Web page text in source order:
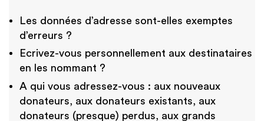
Les données d’adresse sont-elles exemptes
d’erreurs ?
Ecrivez-vous personnellement aux destinataires
en les nommant ?
A qui vous adressez-vous : aux nouveaux
donateurs, aux donateurs existants, aux
donateurs (presque) perdus, aux grands